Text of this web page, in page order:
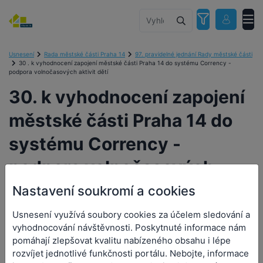
Usnesení Rada městské části Praha 14
97. pravidelné jednání Rady městské části
30 . k vyhodnocení zapojení městské části Praha 14 do systému Corrency -
podpora volnočasových aktivit dětí
30. k vyhodnocení zapojení
městské části Praha 14 do
systému Corrency -
podpora volnočasových
aktivit dětí
30. k vyhodnocení zapojení
Nastavení soukromí a cookies
Usnesení využívá soubory cookies za účelem sledování a
vyhodnocování návštěvnosti. Poskytnuté informace nám
pomáhají zlepšovat kvalitu nabízeného obsahu i lépe
rozvíjet jednotlivé funkčnosti portálu. Nebojte, informace